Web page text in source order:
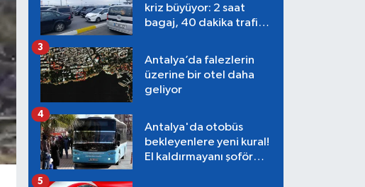
kriz büyüyor: 2 saat
bagaj, 40 dakika trafik,
Antalya’da falezlerin
üzerine bir otel daha
geliyor
3
Antalya'da otobüs
bekleyenlere yeni kural!
El kaldırmayanı şoför
4
5